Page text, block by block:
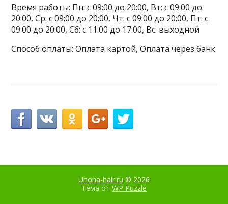
Время работы: Пн: с 09:00 до 20:00, Вт: с 09:00 до
20:00, Ср: с 09:00 до 20:00, Чт: с 09:00 до 20:00, Пт: с
09:00 до 20:00, Сб: с 11:00 до 17:00, Вс: выходной
Способ оплаты: Оплата картой, Оплата через банк
Unona-hair.ru © 2026
Тема от WP Puzzle